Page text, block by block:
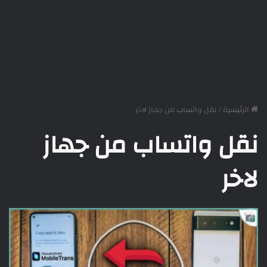
الرئيسية/نقل واتساب من جهاز لاخر
نقل واتساب من جهاز
لاخر